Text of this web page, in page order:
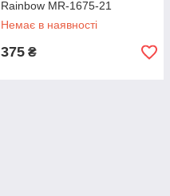
Rainbow MR-1675-21
Немає в наявності
375 ₴